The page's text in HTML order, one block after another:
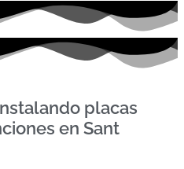
placas
en Sant